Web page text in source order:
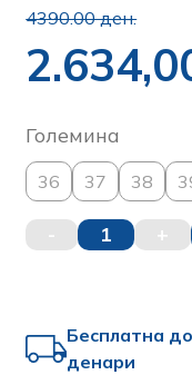
4390.00 ден.
Големина
36 37 38
- 1 +
Бесплатна
денари